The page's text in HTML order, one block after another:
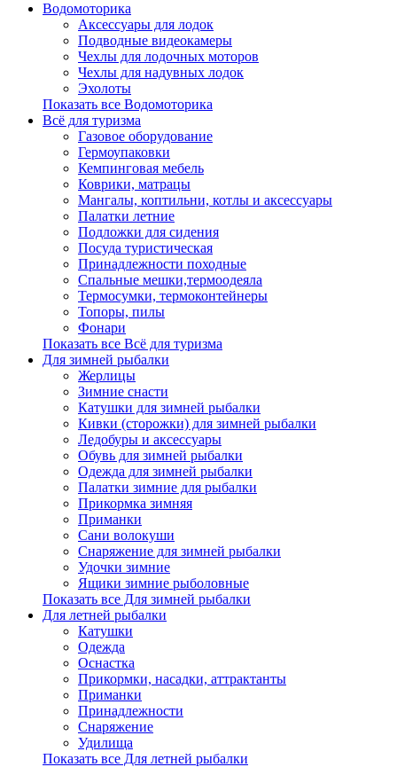
Водомоторика
Аксессуары для лодок
Подводные видеокамеры
Чехлы для лодочных моторов
Чехлы для надувных лодок
Эхолоты
Показать все Водомоторика
Всё для туризма
Газовое оборудование
Гермоупаковки
Кемпинговая мебель
Коврики, матрацы
Мангалы, коптильни, котлы и аксессуары
Палатки летние
Подложки для сидения
Посуда туристическая
Принадлежности походные
Спальные мешки,термоодеяла
Термосумки, термоконтейнеры
Топоры, пилы
Фонари
Показать все Всё для туризма
Для зимней рыбалки
Жерлицы
Зимние снасти
Катушки для зимней рыбалки
Кивки (сторожки) для зимней рыбалки
Ледобуры и аксессуары
Обувь для зимней рыбалки
Одежда для зимней рыбалки
Палатки зимние для рыбалки
Прикормка зимняя
Приманки
Сани волокуши
Снаряжение для зимней рыбалки
Удочки зимние
Ящики зимние рыболовные
Показать все Для зимней рыбалки
Для летней рыбалки
Катушки
Одежда
Оснастка
Прикормки, насадки, аттрактанты
Приманки
Принадлежности
Снаряжение
Удилища
Показать все Для летней рыбалки